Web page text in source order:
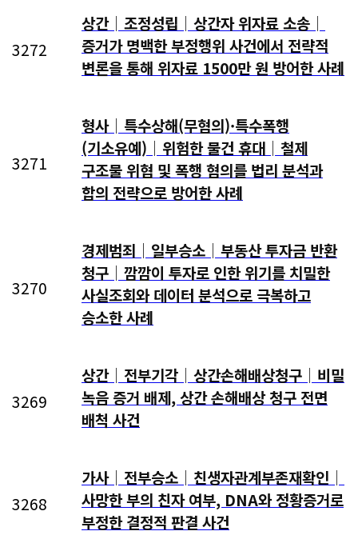
3272
상간│조정성립│상간자 위자료 소송│
증거가 명백한 부정행위 사건에서 전략적
변론을 통해 위자료 1500만 원 방어한 사례
3271
형사│특수상해(무혐의)·특수폭행
(기소유예)│위험한 물건 휴대│철제
구조물 위협 및 폭행 혐의를 법리 분석과
합의 전략으로 방어한 사례
3270
경제범죄│일부승소│부동산 투자금 반환
청구│깜깜이 투자로 인한 위기를 치밀한
사실조회와 데이터 분석으로 극복하고
승소한 사례
3269
상간│전부기각│상간손해배상청구│비밀
녹음 증거 배제, 상간 손해배상 청구 전면
배척 사건
3268
가사│전부승소│친생자관계부존재확인│
사망한 부의 친자 여부, DNA와 정황증거로
부정한 결정적 판결 사건